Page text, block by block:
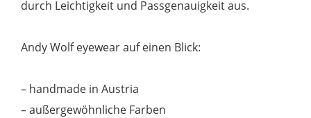
durch Leichtigkeit und Passgenauigkeit aus.
Andy Wolf eyewear auf einen Blick:
– handmade in Austria
– außergewöhnliche Farben